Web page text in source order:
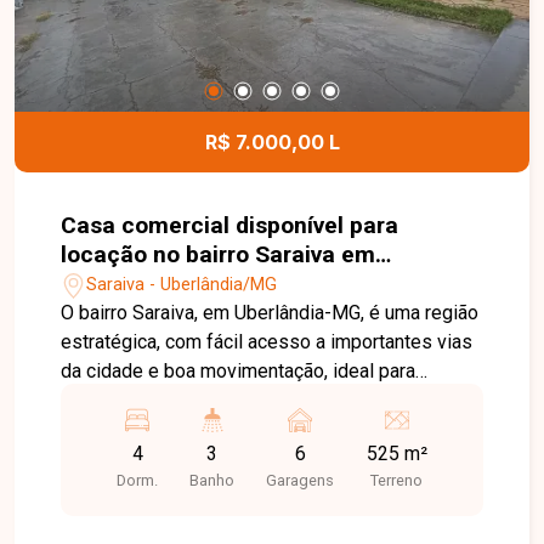
R$ 7.000,00 L
Casa comercial disponível para
locação no bairro Saraiva em
Uberlândia-MG
Saraiva - Uberlândia/MG
O bairro Saraiva, em Uberlândia-MG, é uma região
estratégica, com fácil acesso a importantes vias
da cidade e boa movimentação, ideal para
aproximadamente 200 m² de área construída,
composta por ampla recepção com banheiro com
acessibilidade, área livre com banheiro podendo
4
Dorm.
3
Banho
6
Garagens
525 m²
Terreno